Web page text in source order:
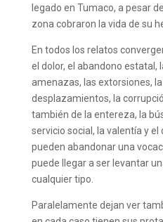
legado en Tumaco, a pesar
zona cobraron la vida de su
En todos los relatos
el dolor, el abandono estatal,
amenazas, las extorsiones,
desplazamientos, la
también de la entereza, la
servicio social, la valentía y el
pueden abandonar una
puede llegar a ser levantar
cualquier tipo.
Paralelamente dejan ver